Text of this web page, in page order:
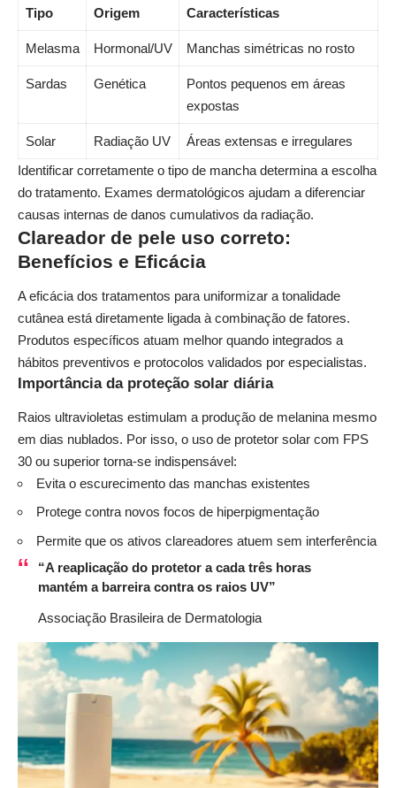
Tipo
Origem Características
Melasma Hormonal/UV Manchas simétricas no rosto
Sardas Genética
Pontos pequenos em áreas
expostas
Solar Radiação UV
Áreas extensas e irregulares
Identificar corretamente o tipo de mancha determina a escolha
do tratamento. Exames dermatológicos ajudam a diferenciar
causas internas de danos cumulativos da radiação.
Clareador de pele uso correto:
Benefícios e Eficácia
A eficácia dos tratamentos para uniformizar a tonalidade
cutânea está diretamente ligada à combinação de fatores.
Produtos específicos atuam melhor quando integrados a
hábitos preventivos e protocolos validados por especialistas.
Importância da proteção solar diária
Raios ultravioletas estimulam a produção de melanina mesmo
em dias nublados. Por isso, o uso de protetor solar com FPS
30 ou superior torna-se indispensável:
Evita o escurecimento das manchas existentes
Protege contra novos focos de hiperpigmentação
Permite que os ativos clareadores atuem sem interferência
“A reaplicação do protetor a cada três horas
mantém a barreira contra os raios UV”
Associação Brasileira de Dermatologia